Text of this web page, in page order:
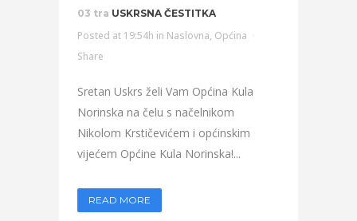
03 tra USKRSNA ČESTITKA
Posted at 19:54h in Naslovna, Općina
Share
Sretan Uskrs želi Vam Općina Kula
Norinska na čelu s načelnikom
Nikolom Krstičevićem i općinskim
vijećem Općine Kula Norinska!...
READ MORE